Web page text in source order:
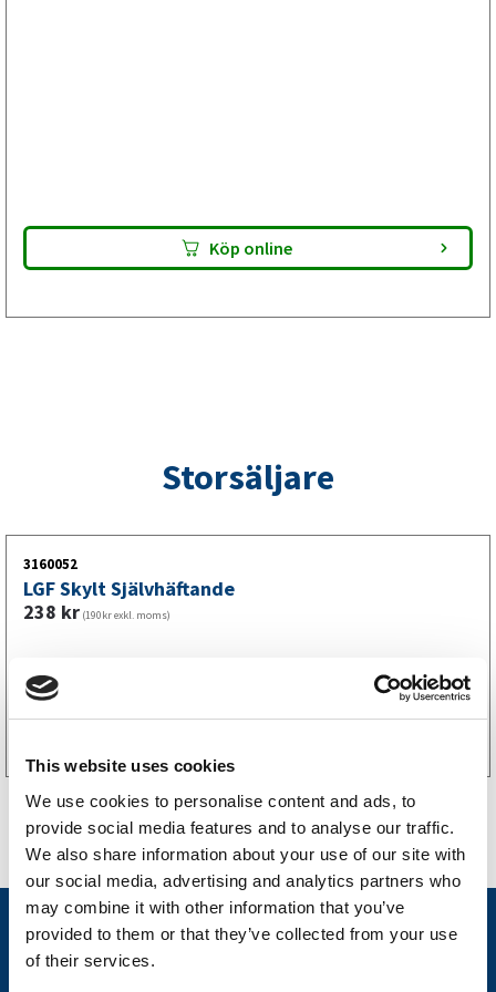
This website uses cookies
We use cookies to personalise content and ads, to
provide social media features and to analyse our traffic.
We also share information about your use of our site with
our social media, advertising and analytics partners who
may combine it with other information that you’ve
provided to them or that they’ve collected from your use
of their services.
Köp online
Storsäljare
3160052
LGF Skylt Självhäftande
238 kr (190kr exkl. moms)
Nyheter
Släpvagnsfabrikat